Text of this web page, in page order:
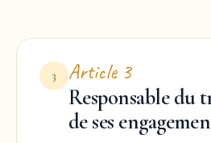
3
Article 3
Responsable du
de ses